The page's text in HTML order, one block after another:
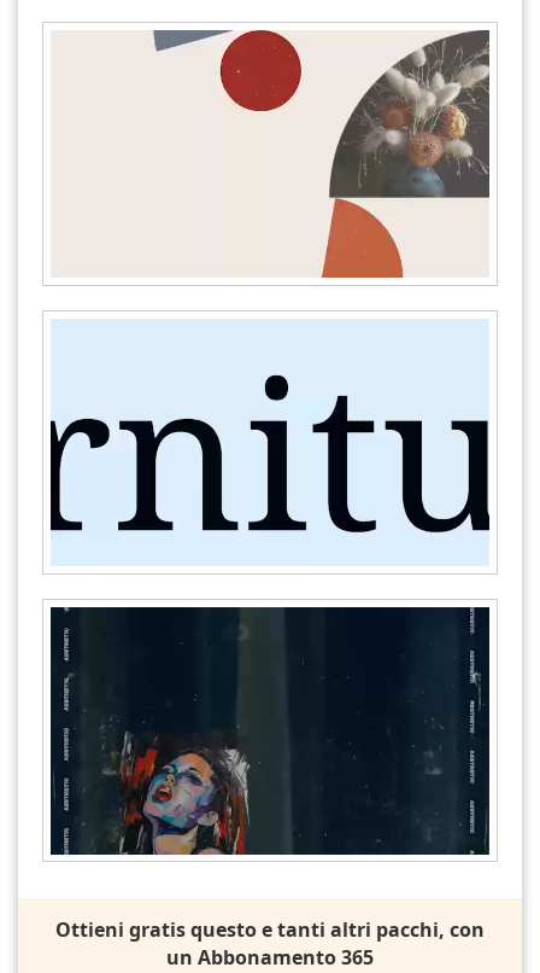
Ottieni gratis questo e tanti altri pacchi, con
un Abbonamento 365